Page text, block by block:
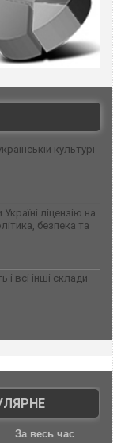
культурі
ліцензію на
безпека та
всі інші склади
За весь час